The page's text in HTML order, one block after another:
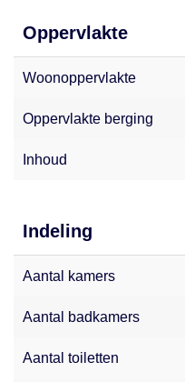
Oppervlakte
Woonoppervlakte
Oppervlakte berging
Inhoud
Indeling
Aantal kamers
Aantal badkamers
Aantal toiletten